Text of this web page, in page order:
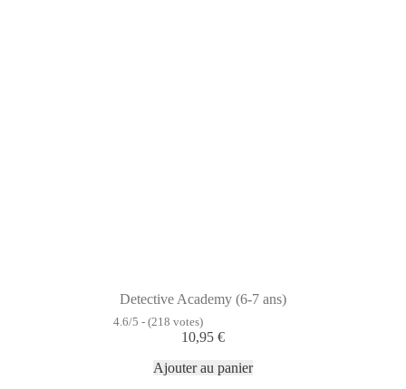
Detective Academy (6-7 ans)
4.6/5 - (218 votes)
10,95 €
Ajouter au panier